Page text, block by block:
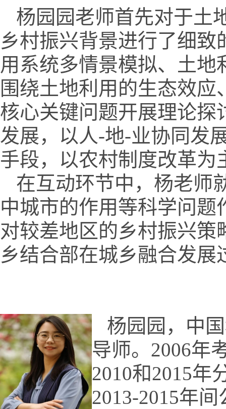
杨园园老师首先对于土
乡村振兴背景进行了细
用系统多情景模拟、土
围绕土地利用的生态效
核心关键问题开展理论探
发展，以人-地-业协同发
手段，以农村制度改革
在互动环节中，杨老师
中城市的作用等科学问
对较差地区的乡村振兴
乡结合部在城乡融合发
杨园园，中
导师。 2006年
2010和2015年
2013-2015年间